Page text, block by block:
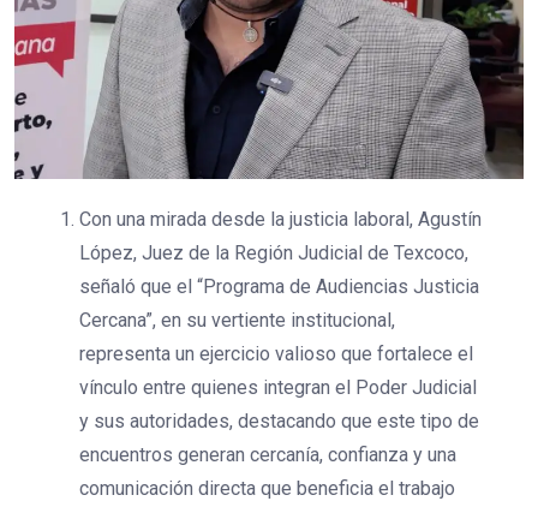
Con una mirada desde la justicia laboral, Agustín
López, Juez de la Región Judicial de Texcoco,
señaló que el “Programa de Audiencias Justicia
Cercana”, en su vertiente institucional,
representa un ejercicio valioso que fortalece el
vínculo entre quienes integran el Poder Judicial
y sus autoridades, destacando que este tipo de
encuentros generan cercanía, confianza y una
comunicación directa que beneficia el trabajo